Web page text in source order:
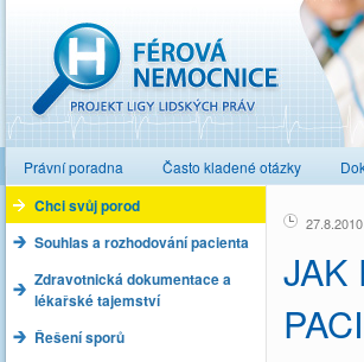
Právní poradna Často kladené otázky
Chci svůj porod
Souhlas a rozhodování pacienta
Zdravotnická dokumentace a
lékařské tajemství
Řešení sporů
27.8.2010
JAK